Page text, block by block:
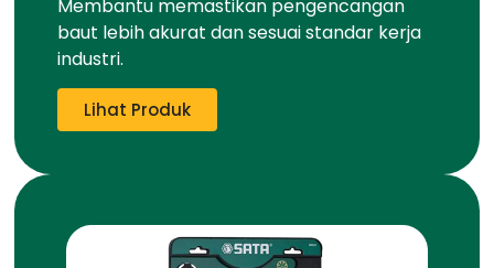
Membantu memastikan pengencangan
baut lebih akurat dan sesuai standar kerja
industri.
Lihat Produk